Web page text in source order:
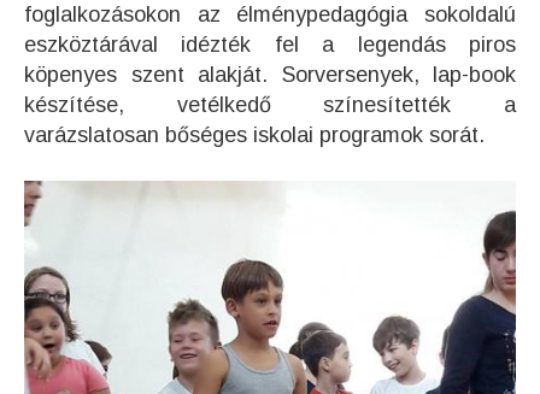
foglalkozásokon az élménypedagógia sokoldalú
eszköztárával idézték fel a legendás piros
köpenyes szent alakját. Sorversenyek, lap-book
készítése, vetélkedő színesítették a
varázslatosan bőséges iskolai programok sorát.